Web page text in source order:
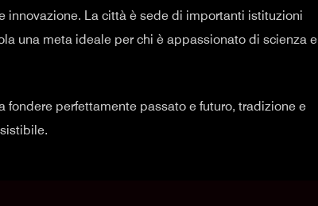
innovazione. La città è sede di importanti istituzioni
una meta ideale per chi è appassionato di scienza e
fondere perfettamente passato e futuro, tradizione e